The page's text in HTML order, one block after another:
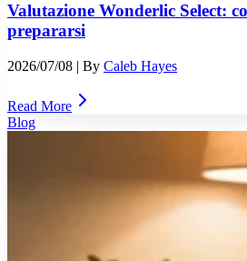
Valutazione Wonderlic Select:
prepararsi
2026/07/08 | By Caleb Hayes
Read More
Blog